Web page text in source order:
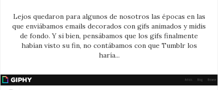
Lejos quedaron para algunos de nosotros las épocas en las
que enviábamos emails decorados con gifs animados y midis
de fondo. Y si bien, pensábamos que los gifs finalmente
habían visto su fin, no contábamos con que Tumblr los
haría...